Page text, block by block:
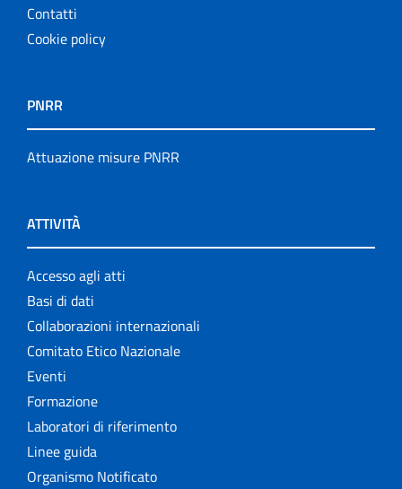
Contatti
Cookie policy
PNRR
Attuazione misure PNRR
ATTIVITÀ
Accesso agli atti
Basi di dati
Collaborazioni internazionali
Comitato Etico Nazionale
Eventi
Formazione
Laboratori di riferimento
Linee guida
Organismo Notificato